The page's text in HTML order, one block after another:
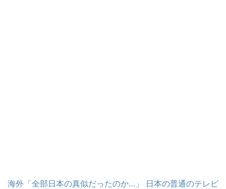
海外「全部日本の真似だったのか…」 日本の普通のテレビ